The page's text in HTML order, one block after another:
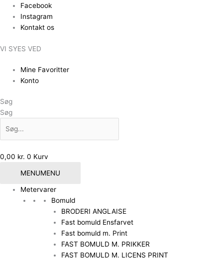
indholdet
Facebook
Instagram
Kontakt os
VI SYES VED
Mine Favoritter
Konto
Søg
Søg
0,00 kr. 0 Kurv
MENUMENU
Metervarer
Bomuld
BRODERI ANGLAISE
Fast bomuld Ensfarvet
Fast bomuld m. Print
FAST BOMULD M. PRIKKER
FAST BOMULD M. LICENS PRINT